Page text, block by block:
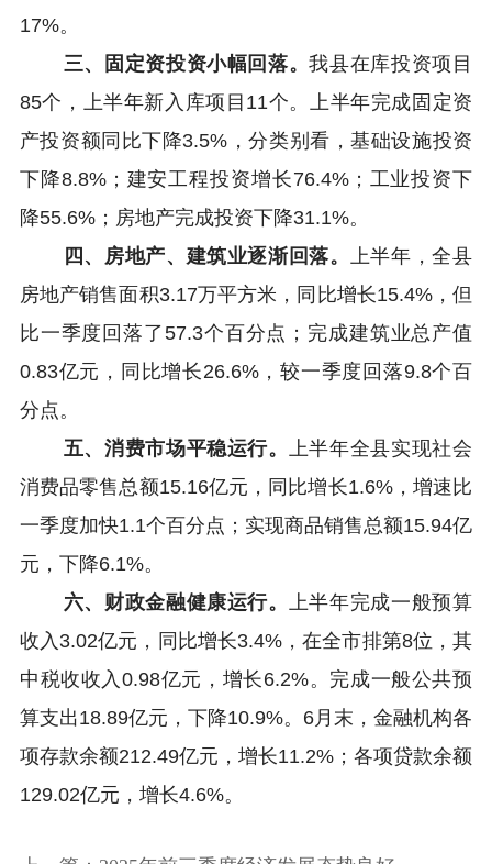
17%。
三、固定资投资小幅回落。我县在库投资项目
85个，上半年新入库项目11个。上半年完成固定资
产投资额同比下降3.5%，分类别看，基础设施投资
下降8.8%；建安工程投资增长76.4%；工业投资下
降55.6%；房地产完成投资下降31.1%。
四、房地产、建筑业逐渐回落。 上半年，全县
房地产销售面积3.17万平方米，同比增长15.4%，但
比一季度回落了57.3个百分点；完成建筑业总产值
0.83亿元，同比增长26.6%，较一季度回落9.8个百
分点。
五、消费市场平稳运行。 上半年全县实现社会
消费品零售总额15.16亿元，同比增长1.6%，增速比
一季度加快1.1个百分点；实现商品销售总额15.94亿
元，下降6.1%。
六、财政金融健康运行。 上半年完成一般预算
收入3.02亿元，同比增长3.4%，在全市排第8位，其
中税收收入0.98亿元，增长6.2%。完成一般公共预
算支出18.89亿元，下降10.9%。6月末，金融机构各
项存款余额212.49亿元，增长11.2%；各项贷款余额
129.02亿元，增长4.6%。